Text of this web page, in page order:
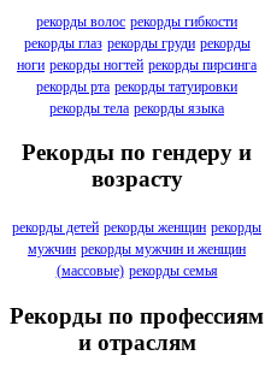
рекорды волос рекорды гибкости
рекорды глаз рекорды груди рекорды
ноги рекорды ногтей рекорды пирсинга
рекорды рта рекорды татуировки
рекорды тела рекорды языка
Рекорды по гендеру и
возрасту
рекорды детей рекорды женщин рекорды
мужчин рекорды мужчин и женщин
(массовые) рекорды семья
Рекорды по профессиям
и отраслям